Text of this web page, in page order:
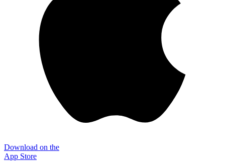
Download on the
App Store